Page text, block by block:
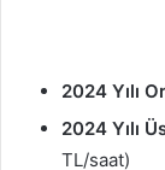
2024 Yılı
2024 Yılı
TL/saat)